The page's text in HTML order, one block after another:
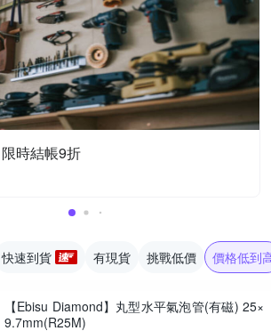
時結帳9折
快速到貨 有現貨 挑戰低價 價格低到
【Ebisu Diamond】丸型水平氣泡管(有磁) 25×
9.7mm(R25M)